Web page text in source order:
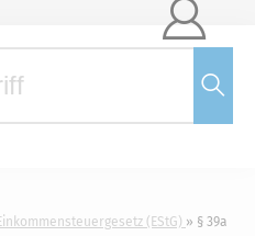

(EStG)
§ 39a